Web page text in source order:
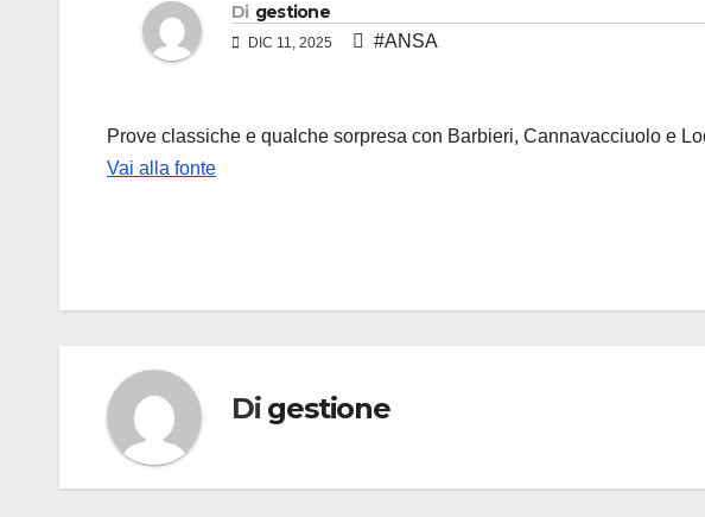
Di gestione
DIC 11, 2025 #ANSA
Prove classiche e qualche sorpresa con Barbieri, Cannavacciuolo e
Vai alla fonte
Di gestione